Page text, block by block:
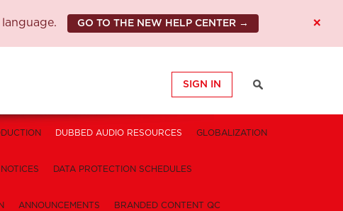
GO TO THE NEW HELP CENTER → ×
SIGN IN
DUBBED AUDIO RESOURCES GLOBALIZATION
DATA PROTECTION SCHEDULES
ANNOUNCEMENTS BRANDED CONTENT QC